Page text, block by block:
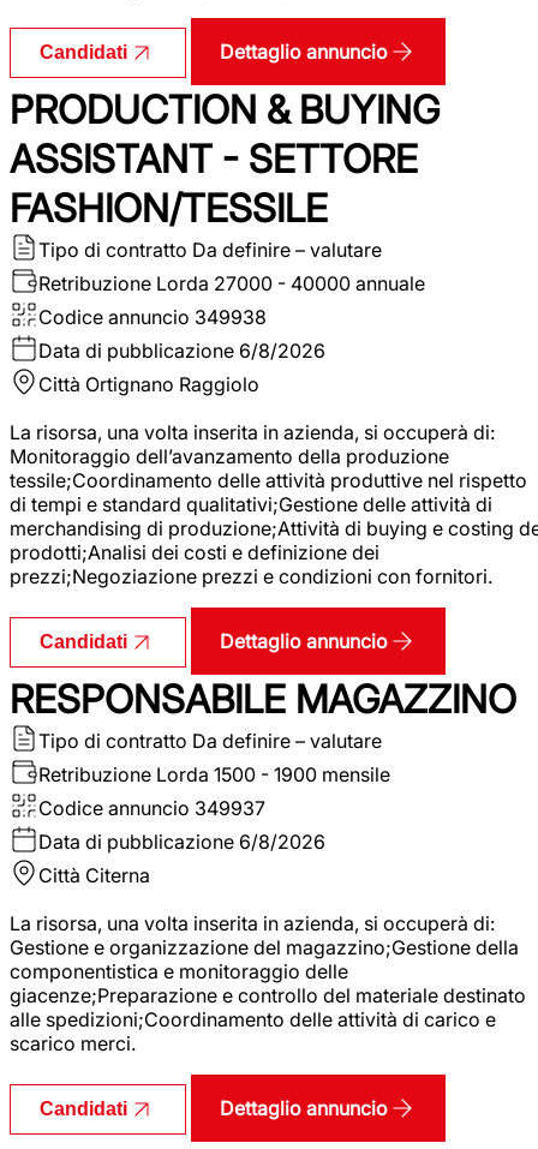
Candidati Dettaglio annuncio
PRODUCTION & BUYING
ASSISTANT - SETTORE
FASHION/TESSILE
Tipo di contratto Da definire – valutare
Retribuzione Lorda 27000 - 40000 annuale
Codice annuncio 349938
Data di pubblicazione 6/8/2026
Città Ortignano Raggiolo
La risorsa, una volta inserita in azienda, si occuperà di:
Monitoraggio dell’avanzamento della produzione
tessile;Coordinamento delle attività produttive nel rispetto
di tempi e standard qualitativi;Gestione delle attività di
merchandising di produzione;Attività di buying e costing
prodotti;Analisi dei costi e definizione dei
prezzi;Negoziazione prezzi e condizioni con fornitori.
Candidati Dettaglio annuncio
RESPONSABILE MAGAZZINO
Tipo di contratto Da definire – valutare
Retribuzione Lorda 1500 - 1900 mensile
Codice annuncio 349937
Data di pubblicazione 6/8/2026
Città Citerna
La risorsa, una volta inserita in azienda, si occuperà di:
Gestione e organizzazione del magazzino;Gestione della
componentistica e monitoraggio delle
giacenze;Preparazione e controllo del materiale destinato
alle spedizioni;Coordinamento delle attività di carico e
scarico merci.
Candidati Dettaglio annuncio